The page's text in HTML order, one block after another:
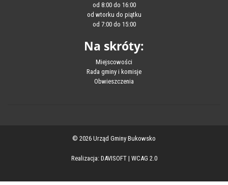
od 8:00 do 16:00
od wtorku do piątku
od 7:00 do 15:00
Na skróty:
Miejscowości
Rada gminy i komisje
Obwieszczenia
© 2026 Urząd Gminy Bukowsko
Realizacja: DAVISOFT| WCAG 2.0